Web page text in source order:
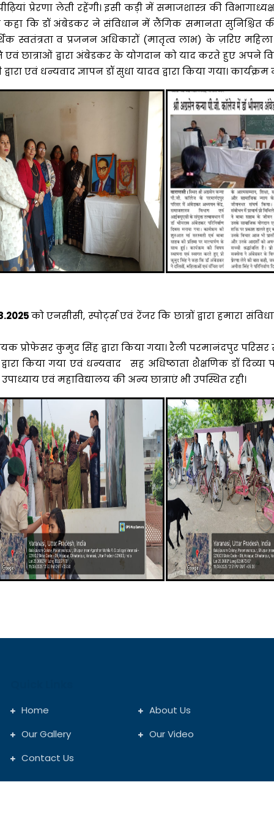
प्रेरणा लेती रहेंगी। इसी कड़ी में समाजशास्त्र की
कि डॉ अंबेडकर ने संविधान में लैंगिक समानता सुनिश्चित
स्वतंत्रता व प्रजनन अधिकारों (मातृत्व लाभ) के ज़रिए
एवं छात्राओं द्वारा अंबेडकर के योगदान को याद करते हुए अपने
एवं धन्यवाद ज्ञापन डॉ सुधा यादव द्वारा किया गया।
को एनसीसी, स्पोर्ट्स एवं रेंजर कि छात्रों द्वारा हमारा
कुमुद सिंह द्वारा किया गया। रैली परमानंदपुर
किया गया एवं धन्यवाद सह अधिष्ठाता शैक्षणिक डॉ दिव्या
उपाध्याय एवं महाविद्यालय की अन्य छात्राएं भी उपस्थित रही।
Home
About Us
Our Gallery
Our Video
Contact Us